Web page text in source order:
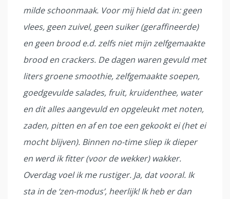
milde schoonmaak. Voor mij hield dat in: geen
vlees, geen zuivel, geen suiker (geraffineerde)
en geen brood e.d. zelfs niet mijn zelfgemaakte
brood en crackers. De dagen waren gevuld met
liters groene smoothie, zelfgemaakte soepen,
goedgevulde salades, fruit, kruidenthee, water
en dit alles aangevuld en opgeleukt met noten,
zaden, pitten en af en toe een gekookt ei (het ei
mocht blijven). Binnen no-time sliep ik dieper
en werd ik fitter (voor de wekker) wakker.
Overdag voel ik me rustiger. Ja, dat vooral. Ik
sta in de ‘zen-modus’, heerlijk! Ik heb er dan